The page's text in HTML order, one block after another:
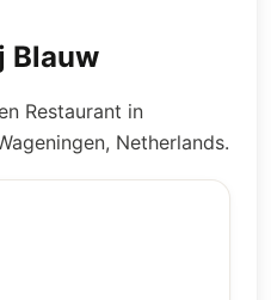
Blauw
Restaurant in
Netherlands.